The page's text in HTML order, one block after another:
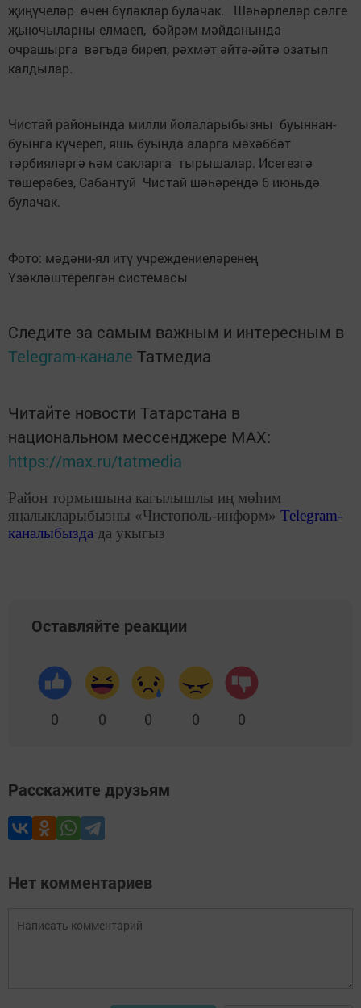
җиңүчеләр өчен бүләкләр булачак. Шәһәрлеләр сөлге
җыючыларны елмаеп, бәйрәм мәйданында
очрашырга вәгъдә биреп, рәхмәт әйтә-әйтә озатып
калдылар.
Чистай районында милли йолаларыбызны буыннан-
буынга күчереп, яшь буында аларга мәхәббәт
тәрбияләргә һәм сакларга тырышалар. Исегезгә
төшерәбез, Сабантуй Чистай шәһәрендә 6 июньдә
булачак.
Фото: мәдәни-ял итү учреждениеләренең
Үзәкләштерелгән системасы
Следите за самым важным и интересным в
Telegram-канале Татмедиа
Читайте новости Татарстана в
национальном мессенджере MАХ:
https://max.ru/tatmedia
Район тормышына кагылышлы иң мөһим
яңалыкларыбызны «Чистополь-информ» Telegram-
каналыбызда да укыгыз
Оставляйте реакции
0 0 0 0 0
Расскажите друзьям
Нет комментариев